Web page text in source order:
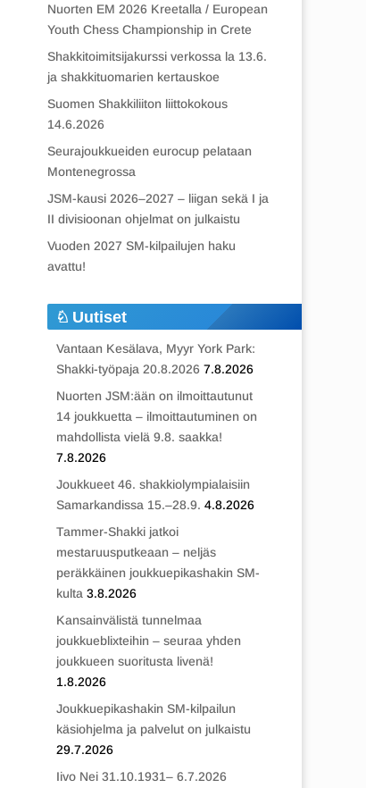
Nuorten EM 2026 Kreetalla / European
Youth Chess Championship in Crete
Shakkitoimitsijakurssi verkossa la 13.6.
ja shakkituomarien kertauskoe
Suomen Shakkiliiton liittokokous
14.6.2026
Seurajoukkueiden eurocup pelataan
Montenegrossa
JSM-kausi 2026–2027 – liigan sekä I ja
II divisioonan ohjelmat on julkaistu
Vuoden 2027 SM-kilpailujen haku
avattu!
Uutiset
Vantaan Kesälava, Myyr York Park:
Shakki-työpaja 20.8.2026 7.8.2026
Nuorten JSM:ään on ilmoittautunut
14 joukkuetta – ilmoittautuminen on
mahdollista vielä 9.8. saakka!
7.8.2026
Joukkueet 46. shakkiolympialaisiin
Samarkandissa 15.–28.9. 4.8.2026
Tammer-Shakki jatkoi
mestaruusputkeaan – neljäs
peräkkäinen joukkuepikashakin SM-
kulta 3.8.2026
Kansainvälistä tunnelmaa
joukkueblixteihin – seuraa yhden
joukkueen suoritusta livenä!
1.8.2026
Joukkuepikashakin SM-kilpailun
käsiohjelma ja palvelut on julkaistu
29.7.2026
Iivo Nei 31.10.1931– 6.7.2026